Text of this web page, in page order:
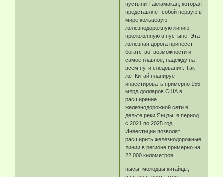
пустыни Такламакан, которая
представляет собой первую в
мире кольцевую
железнодорожную линию,
проложенную в пустыне. Эта
железная дорога принесет
богатство, возможности и,
самое главное, надежду на
всем пути следования. Так
же Китай планирует
инвестировать примерно 155
млрд долларов США в
расширение
железнодорожной сети в
дельте реки Янцзы в период
с 2021 по 2025 год.
Инвестиции позволят
расширить железнодорожные
линии в регионе примерно на
22 000 километров.
пысы: молодцы китайцы,